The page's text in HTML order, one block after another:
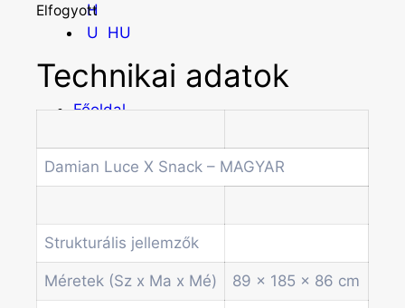
HU
Főoldal
Irodai és professzionális kávégépek
Kávé automaták
Pénzvizsgáló rendszerek
Spirálos snack automaták
Üdítő automaták
Elfogyott
Technikai adatok
Damian Luce X Snack – MAGYAR
Strukturális jellemzők
Méretek (Sz x Ma x Mé) 89 x 185 x 86 cm